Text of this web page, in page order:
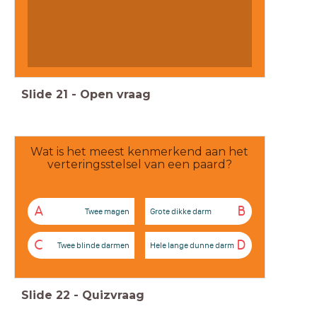
Slide 21 - Open vraag
Wat is het meest kenmerkend aan het
verteringsstelsel van een paard?
A Twee magen B
Grote dikke darm
C Twee blinde darmen D
Hele lange dunne darm
Slide 22 - Quizvraag